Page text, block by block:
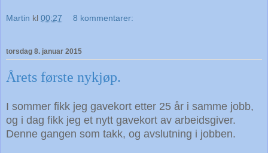
Martin kl 00:27 8 kommentarer:
torsdag 8. januar 2015
Årets første nykjøp.
I sommer fikk jeg gavekort etter 25 år i samme jobb,
og i dag fikk jeg et nytt gavekort av arbeidsgiver.
Denne gangen som takk, og avslutning i jobben.